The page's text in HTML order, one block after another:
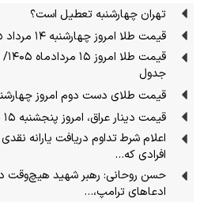
تهران چهارشنبه تعطیل است؟
قیمت طلا امروز چهارشنبه ۱۴ مرداد ۱۴۰۵ / طلای ۱۸ عیار امروز چند؟
جدول
قیمت طلای دست دوم امروز چهارشنبه ۱۴ مرداد
قیمت دینار عراق، امروز پنجشنبه ۱۵ مرداد ۱۴۰۵
اعلام شرط تداوم دریافت یارانه
افرادی که…
حسن روحانی: رهبر شهید هیچ‌وقت
ادعاهای ترامپ،…